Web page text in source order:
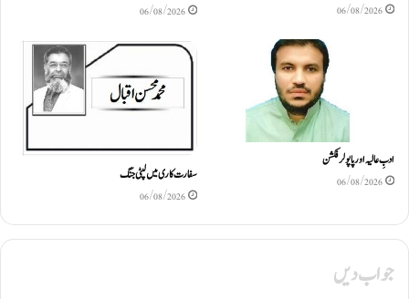
06/08/2026
06/08/2026
ادبِ عالیہ اور پاپولر فکشن
06/08/2026 سفارت کاری میں لپٹی جنگ
06/08/2026
جواب دیں